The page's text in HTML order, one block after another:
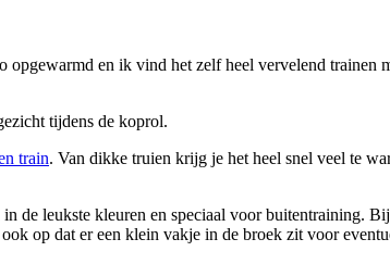
opgewarmd en ik vind het zelf heel vervelend
tijdens de koprol.
train. Van dikke truien krijg je het heel snel veel te
de leukste kleuren en speciaal voor buitentraining.
op dat er een klein vakje in de broek zit voor